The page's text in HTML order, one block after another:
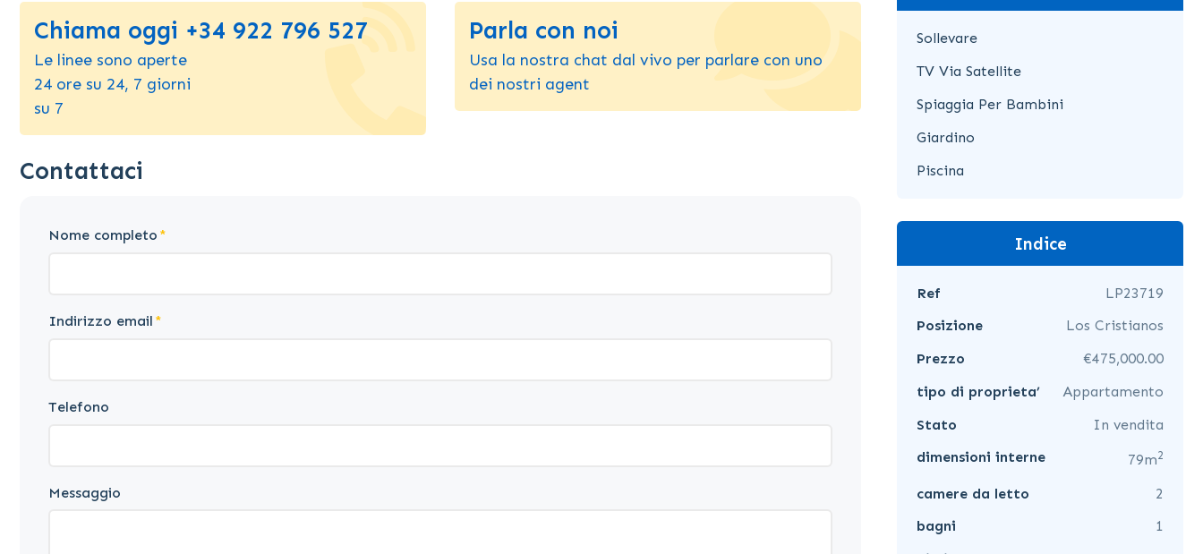
Chiama oggi +34 922 796 527
Le linee sono aperte
24 ore su 24, 7 giorni
su 7
Parla con noi
Usa la nostra chat dal vivo per parlare con uno
dei nostri agent
Contattaci
Nome completo
Indirizzo email
Telefono
Messaggio
Sollevare
TV Via Satellite
Spiaggia Per Bambini
Giardino
Piscina
Indice
Ref
LP23719
Posizione
Los Cristianos
Prezzo
€475,000.00
tipo di proprieta’
Appartamento
Stato
In vendita
dimensioni interne
79m2
camere da letto
2
bagni
1